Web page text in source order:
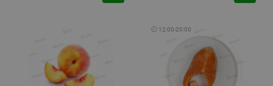
🕘 12:00-20:00